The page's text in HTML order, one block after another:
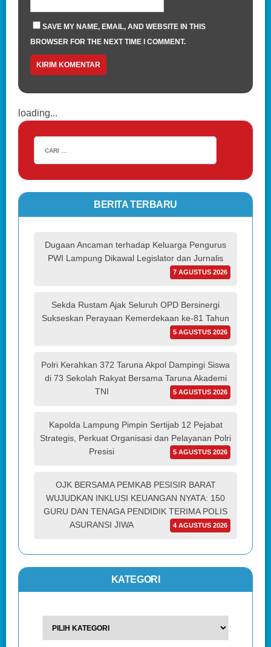
SAVE MY NAME, EMAIL, AND WEBSITE IN THIS
BROWSER FOR THE NEXT TIME I COMMENT.
loading...
BERITA TERBARU
Dugaan Ancaman terhadap Keluarga Pengurus
PWI Lampung Dikawal Legislator dan Jurnalis
7 AGUSTUS 2026
Sekda Rustam Ajak Seluruh OPD Bersinergi
Sukseskan Perayaan Kemerdekaan ke-81 Tahun
5 AGUSTUS 2026
Polri Kerahkan 372 Taruna Akpol Dampingi Siswa
di 73 Sekolah Rakyat Bersama Taruna Akademi
TNI
5 AGUSTUS 2026
Kapolda Lampung Pimpin Sertijab 12 Pejabat
Strategis, Perkuat Organisasi dan Pelayanan Polri
Presisi
5 AGUSTUS 2026
OJK BERSAMA PEMKAB PESISIR BARAT
WUJUDKAN INKLUSI KEUANGAN NYATA: 150
GURU DAN TENAGA PENDIDIK TERIMA POLIS
ASURANSI JIWA
4 AGUSTUS 2026
KATEGORI